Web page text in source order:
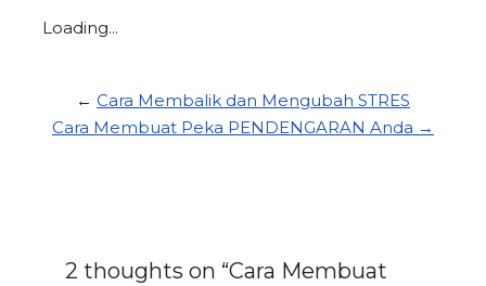
Loading...
← Cara Membalik dan Mengubah STRES
Cara Membuat Peka PENDENGARAN Anda →
2 thoughts on “Cara Membuat